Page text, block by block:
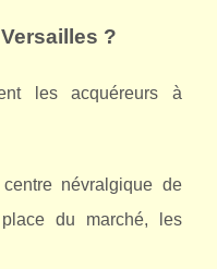
?
les acquéreurs à
névralgique de
du marché, les